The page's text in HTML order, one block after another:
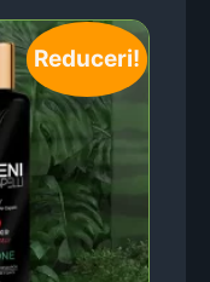
Reduceri!